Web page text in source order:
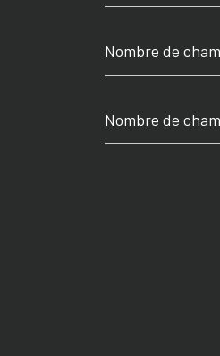
de
chambres
minimum
de
chambres
maximum